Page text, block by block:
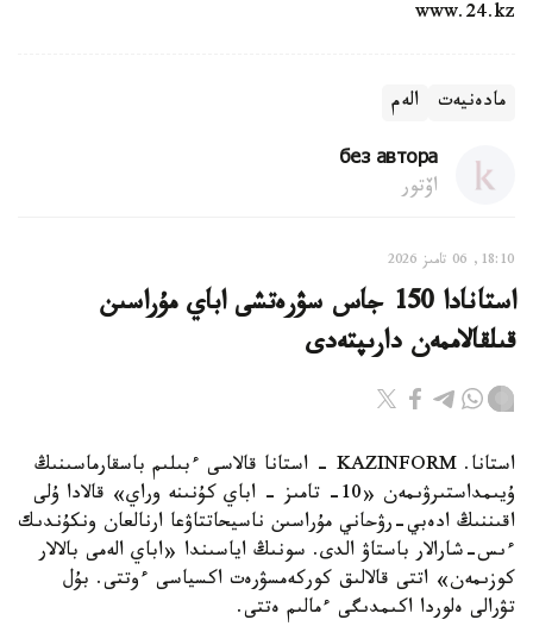
www.24.kz
مادەنيەت الەم
без автора
اۆتور
18:10, 06 تامىز 2026
استانادا 150 جاس سۋرەتشى اباي مۇراسىن
قىلقالاممەن دارىپتەدى
استانا. KAZINFORM - استانا قالاسى ءبىلىم باسقارماسىنىڭ
ۇيىمداستىرۋىمەن «10- تامىز - اباي كۇنىنە وراي» قالادا ۇلى
اقىننىڭ ادەبي-رۋحاني مۇراسىن ناسيحاتتاۋعا ارنالعان ونكۇندىك
ءىس-شارالار باستاۋ الدى. سونىڭ اياسىندا «اباي الەمى بالالار
كوزىمەن» اتتى قالالىق كوركەمسۋرەت اكسياسى ءوتتى. بۇل
تۋرالى ەلوردا اكىمدىگى ءمالىم ەتتى.